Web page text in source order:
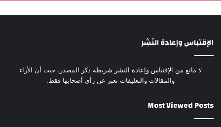
الإقتباس وإعادة النَشِر
لا مانع من الإقتباس وإعادة النشر شريطة ذكر المصدر، حيث أن الأراء
والمقالات والتعليقات تعبر عن رأي أصحابها فقط.
Most Viewed Posts